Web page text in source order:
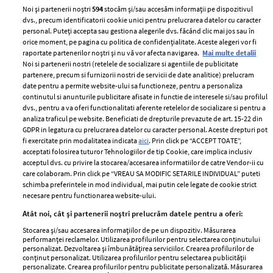
ELLE Style Awards
2024
Despre ELLE
Romania
Contact
Abonamente
Termeni si conditii
Politica de
confidențialitate
Politica de cookies
Publicitate
GSP
Unica
Baby
femei
Viva
Avantaje
Noi și partenerii noștri594stocăm și/sau accesăm informații pe dispozitivul
dvs., precum identificatorii cookie unici pentru prelucrarea datelor cu caracter
personal. Puteți accepta sau gestiona alegerile dvs. făcând clic mai jos sau în
orice moment, pe pagina cu politica de confidențialitate. Aceste alegeri vor fi
raportate partenerilor noștri și nu vă vor afecta navigarea. Mai multe detalii
Noi si partenerii nostri (retelele de socializare si agentiile de publicitate
partenere, precum si furnizorii nostri de servicii de date analitice) prelucram
date pentru a permite website-ului sa functioneze, pentru a personaliza
continutul si anunturile publicitare afisate in functie de interesele si/sau profilul
dvs., pentru a va oferi functionalitati aferente retelelor de socializare si pentru a
analiza traficul pe website. Beneficiati de drepturile prevazute de art. 15-22 din
GDPR in legatura cu prelucrarea datelor cu caracter personal. Aceste drepturi pot
fi exercitate prin modalitatea indicataaici. Prin click pe “ACCEPT TOATE”,
acceptati folosirea tuturor Tehnologiilor de tip Cookie, care implica inclusiv
acceptul dvs. cu privire la stocarea/accesarea informatiilor de catre Vendor-ii cu
care colaboram. Prin click pe “VREAU SA MODIFIC SETARILE INDIVIDUAL” puteti
schimba preferintele in mod individual, mai putin cele legate de cookie strict
necesare pentru functionarea website-ului.
Atât noi, cât și partenerii noștri prelucrăm datele pentru a oferi:
Stocarea și/sau accesarea informațiilor de pe un dispozitiv. Măsurarea
performanței reclamelor. Utilizarea profilurilor pentru selectarea conținutului
personalizat. Dezvoltarea și îmbunătățirea serviciilor. Crearea profilurilor de
conținut personalizat. Utilizarea profilurilor pentru selectarea publicității
personalizate. Crearea profilurilor pentru publicitate personalizată. Măsurarea